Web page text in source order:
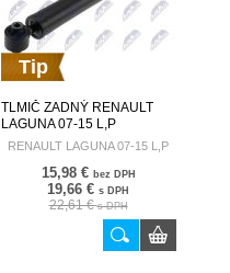
Tip
TLMIČ ZADNÝ RENAULT
LAGUNA 07-15 L,P
562100001R A-RE-019
RENAULT LAGUNA 07-15 L,P
15,98 € bez DPH
19,66 € s DPH
22,61 €s DPH